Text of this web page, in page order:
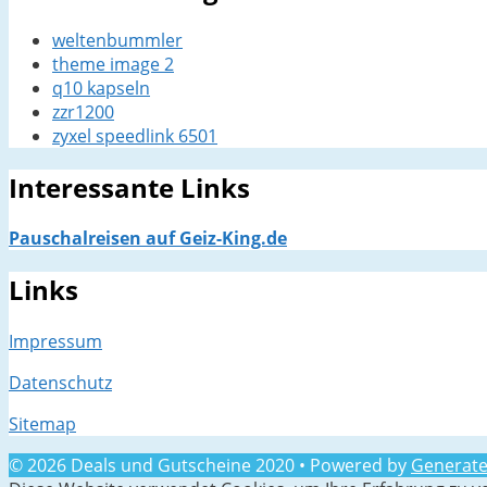
weltenbummler
theme image 2
q10 kapseln
zzr1200
zyxel speedlink 6501
Interessante Links
Pauschalreisen auf Geiz-King.de
Links
Impressum
Datenschutz
Sitemap
© 2026 Deals und Gutscheine 2020 • Powered by